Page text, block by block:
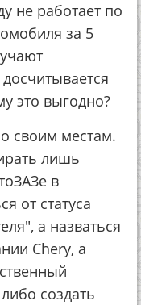
не работает по
за 5
это выгодно?
своим местам.
лишь
в
от статуса
а назваться
Chery, а
создать